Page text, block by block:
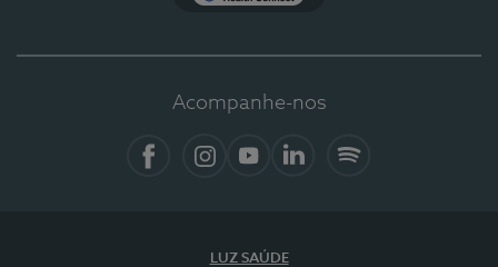
Acompanhe-nos
LUZ SAÚDE